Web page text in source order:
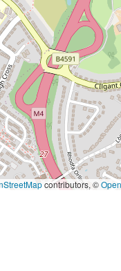
contributors, ©